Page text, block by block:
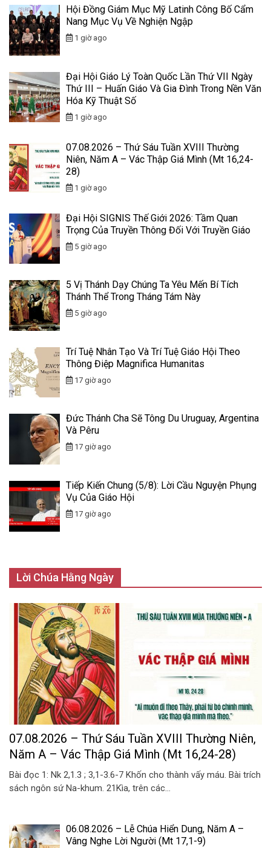
Hội Đồng Giám Mục Mỹ Latinh Công Bố Cẩm
Nang Mục Vụ Về Nghiện Ngập
1 giờ ago
Đại Hội Giáo Lý Toàn Quốc Lần Thứ VII Ngày
Thứ III – Huấn Giáo Và Gia Đình Trong Nền Văn
Hóa Kỹ Thuật Số
1 giờ ago
07.08.2026 – Thứ Sáu Tuần XVIII Thường
Niên, Năm A – Vác Thập Giá Mình (Mt 16,24-
28)
1 giờ ago
Đại Hội SIGNIS Thế Giới 2026: Tầm Quan
Trọng Của Truyền Thông Đối Với Truyền Giáo
5 giờ ago
5 Vị Thánh Dạy Chúng Ta Yêu Mến Bí Tích
Thánh Thể Trong Tháng Tám Này
5 giờ ago
Trí Tuệ Nhân Tạo Và Trí Tuệ Giáo Hội Theo
Thông Điệp Magnifica Humanitas
17 giờ ago
Đức Thánh Cha Sẽ Tông Du Uruguay, Argentina
Và Pêru
17 giờ ago
Tiếp Kiến Chung (5/8): Lời Cầu Nguyện Phụng
Vụ Của Giáo Hội
17 giờ ago
Lời Chúa Hằng Ngày
07.08.2026 – Thứ Sáu Tuần XVIII Thường Niên,
Năm A – Vác Thập Giá Mình (Mt 16,24-28)
Bài đọc 1: Nk 2,1.3 ; 3,1-3.6-7 Khốn cho thành vấy máu. Bài trích
sách ngôn sứ Na-khum. 21Kìa, trên các...
06.08.2026 – Lễ Chúa Hiển Dung, Năm A –
Vâng Nghe Lời Người (Mt 17,1-9)